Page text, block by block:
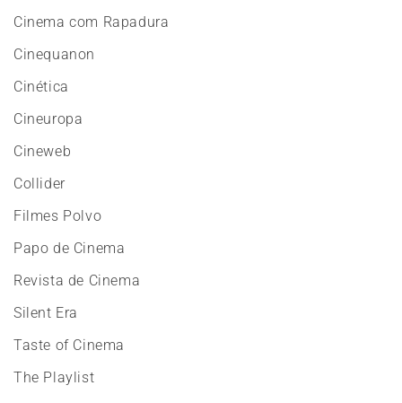
Cinema com Rapadura
Cinequanon
Cinética
Cineuropa
Cineweb
Collider
Filmes Polvo
Papo de Cinema
Revista de Cinema
Silent Era
Taste of Cinema
The Playlist